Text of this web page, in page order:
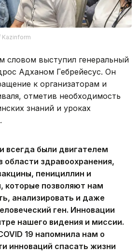
словом выступил генеральный
Адханом Гебрейесус. Он
к организаторам и
отметив необходимость
знаний и уроках
всегда были двигателем
области здравоохранения,
пенициллин и
которые позволяют нам
анализировать и даже
ген. Инновации
нашего видения и миссии.
19 напомнила нам о
инноваций спасать жизни